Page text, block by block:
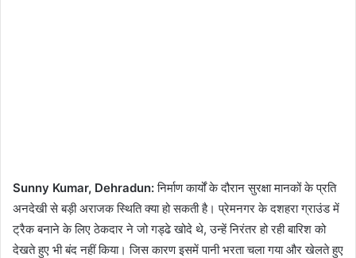
Sunny Kumar, Dehradun:निर्माण कार्यों के दौरान सुरक्षा मानकों के प्रति
अनदेखी से बड़ी अराजक स्थिति क्या हो सकती है। प्रेमनगर के दशहरा ग्राउंड में
ट्रैक बनाने के लिए ठेकदार ने जो गड्ढे खोदे थे, उन्हें निरंतर हो रही बारिश को
देखते हुए भी बंद नहीं किया। जिस कारण इसमें पानी भरता चला गया और खेलते हुए